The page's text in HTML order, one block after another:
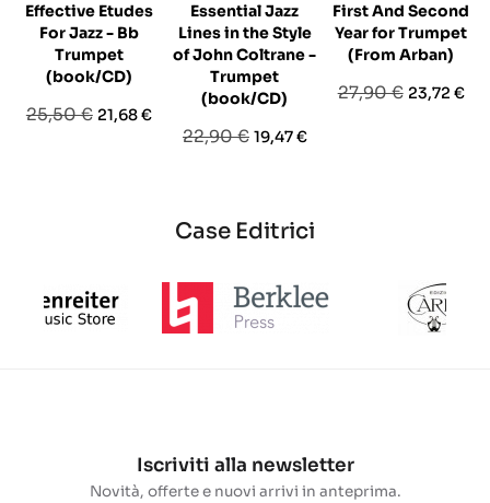
Effective Etudes
For Jazz - Bb
Trumpet
(book/CD)
Prezzo
25,50 € Prezzo
21,68 €
Essential Jazz
Lines in the Style
of John Coltrane -
Trumpet
(book/CD)
Prezzo
22,90 € Prezzo
19,47 €
First And Second
Year for Trumpet
(From Arban)
Prezzo
27,90 € Prezzo
23,72 €
Case Editrici
Iscriviti alla newsletter
Novità, offerte e nuovi arrivi in anteprima.